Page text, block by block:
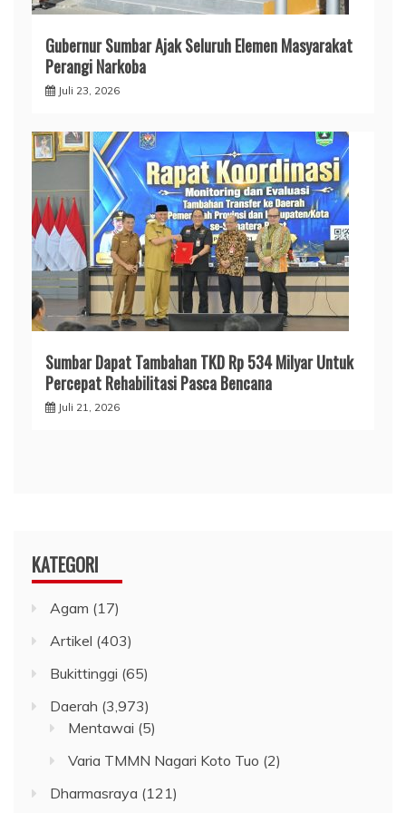
Gubernur Sumbar Ajak Seluruh Elemen Masyarakat
Perangi Narkoba
Juli 23, 2026
Sumbar Dapat Tambahan TKD Rp 534 Milyar Untuk
Percepat Rehabilitasi Pasca Bencana
Juli 21, 2026
KATEGORI
Agam (17)
Artikel (403)
Bukittinggi (65)
Daerah (3,973)
Mentawai (5)
Varia TMMN Nagari Koto Tuo (2)
Dharmasraya (121)